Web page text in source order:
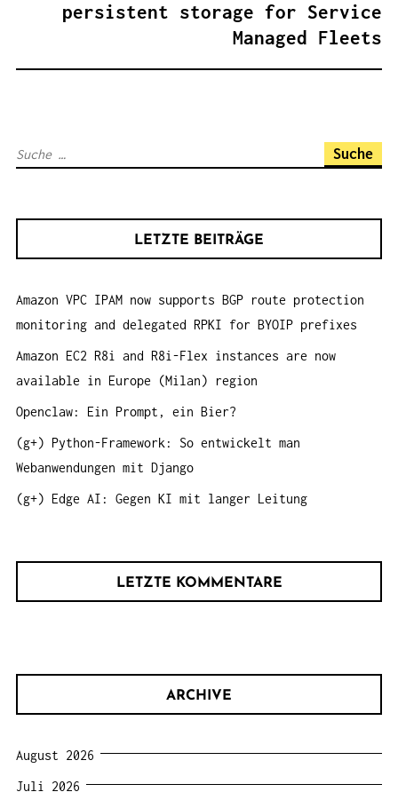
G
O
persistent storage for Service
Managed Fleets
S
a
c
h
:
LETZTE BEITRÄGE
Amazon VPC IPAM now supports BGP route protection
monitoring and delegated RPKI for BYOIP prefixes
Amazon EC2 R8i and R8i-Flex instances are now
available in Europe (Milan) region
Openclaw: Ein Prompt, ein Bier?
(g+) Python-Framework: So entwickelt man
Webanwendungen mit Django
(g+) Edge AI: Gegen KI mit langer Leitung
LETZTE KOMMENTARE
ARCHIVE
August 2026
Juli 2026